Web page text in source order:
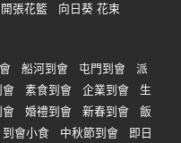
開張花籃 向日葵 花束
船河到會 屯門到會
派
會 素食到會 企業到會
生
會 婚禮到會 新春到會
飯
到會小食 中秋節到會
即日